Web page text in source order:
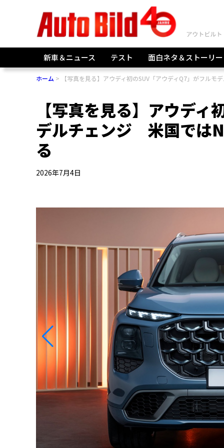
新車＆ニュース テスト 面白ネタ＆ストーリー
ホーム 【写真を見る】アウディ初のSUV「アウディQ7」がフル
【写真を見る】アウデ
デルチェンジ 米国では
る
2026年7月4日